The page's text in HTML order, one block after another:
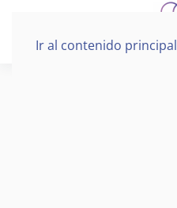
Ir al contenido principal